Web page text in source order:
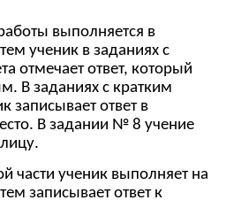
выполняется в
ученик в заданиях с
отмечает ответ, который
В заданиях с кратким
записывает ответ в
В задании № 8 учение
части ученик выполняет на
записывает ответ к